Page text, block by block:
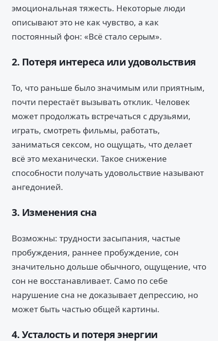
эмоциональная тяжесть. Некоторые люди
описывают это не как чувство, а как
постоянный фон: «Всё стало серым».
2. Потеря интереса или удовольствия
То, что раньше было значимым или приятным,
почти перестаёт вызывать отклик. Человек
может продолжать встречаться с друзьями,
играть, смотреть фильмы, работать,
заниматься сексом, но ощущать, что делает
всё это механически. Такое снижение
способности получать удовольствие называют
ангедонией.
3. Изменения сна
Возможны: трудности засыпания, частые
пробуждения, раннее пробуждение, сон
значительно дольше обычного, ощущение, что
сон не восстанавливает. Само по себе
нарушение сна не доказывает депрессию, но
может быть частью общей картины.
4. Усталость и потеря энергии